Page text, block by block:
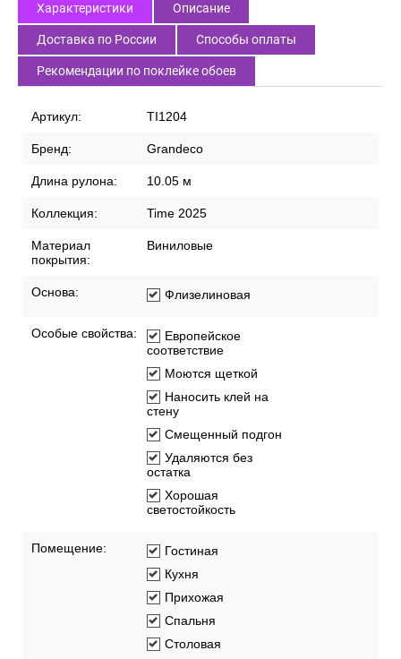
Характеристики Описание
Доставка по России Способы оплаты
Рекомендации по поклейке обоев
Артикул: TI1204
Бренд: Grandeco
Длина рулона: 10.05 м
Коллекция: Time 2025
Материал
покрытия:
Виниловые
Основа: Флизелиновая
Особые свойства:
Европейское
соответствие
Моются щеткой
Наносить клей на
стену
Смещенный подгон
Удаляются без
остатка
Хорошая
светостойкость
Помещение:
Гостиная
Кухня
Прихожая
Спальня
Столовая